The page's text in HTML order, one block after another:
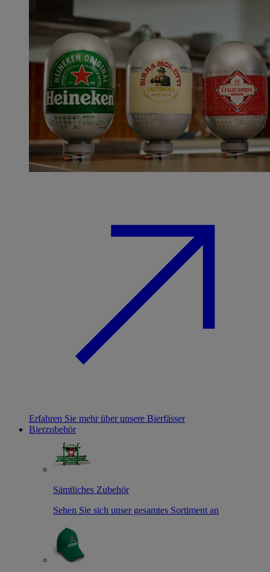
Erfahren Sie mehr über unsere Bierfässer
Bierzubehör
Sämtliches Zubehör
Sehen Sie sich unser gesamtes Sortiment an